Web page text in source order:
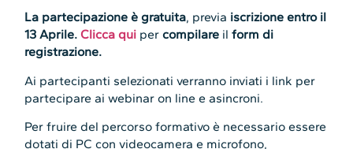
La partecipazione è gratuita, previa iscrizione entro il
13 Aprile.Clicca qui per compilare ilform di
registrazione.
Ai partecipanti selezionati verranno inviati i link per
partecipare ai webinar on line e asincroni.
Per fruire del percorso formativo è necessario essere
dotati di PC con videocamera e microfono,